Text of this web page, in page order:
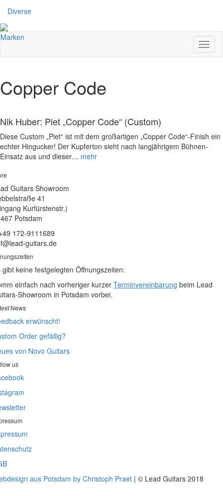
Diverse
Marken
Copper Code
Nik Huber: Piet „Copper Code“ (Custom)
Diese Custom „Piet“ ist mit dem großartigen „Copper Code“-Finish ein
echter Hingucker! Der Kupferton sieht nach langjährigem Bühnen-
Einsatz aus und dieser… mehr
Guitars Showroom
41
Kurfürstenstr.)
Potsdam
172-9111689
guitars.de
gibt keine festgelegten Öffnungszeiten:
einfach nach vorheriger kurzer Terminvereinbarung beim Lead
Showroom in Potsdam vorbei.
News
erwünscht!
Order gefällig?
von Novo Guitars
us
aus Potsdam by Christoph Praet | © Lead Guitars 2018